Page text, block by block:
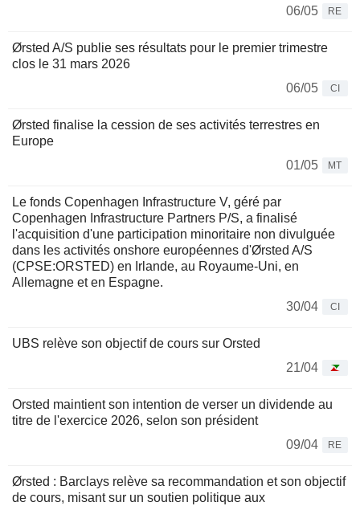
06/05 RE
Ørsted A/S publie ses résultats pour le premier trimestre
clos le 31 mars 2026
06/05
CI
Ørsted finalise la cession de ses activités terrestres en
Europe
01/05
MT
Le fonds Copenhagen Infrastructure V, géré par
Copenhagen Infrastructure Partners P/S, a finalisé
l'acquisition d'une participation minoritaire non divulguée
dans les activités onshore européennes d'Ørsted A/S
(CPSE:ORSTED) en Irlande, au Royaume-Uni, en
Allemagne et en Espagne.
30/04
CI
UBS relève son objectif de cours sur Orsted
21/04
Orsted maintient son intention de verser un dividende au
titre de l'exercice 2026, selon son président
09/04
RE
Ørsted : Barclays relève sa recommandation et son objectif
de cours, misant sur un soutien politique aux